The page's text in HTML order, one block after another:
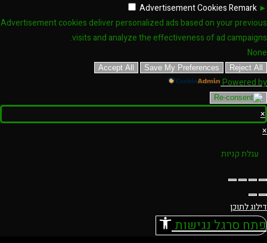
►
Advertisement CookiesRemark
Advertisement cookies deliver personalized ads based on your previous
visits and analyze the effectiveness of ad campaigns.
None
Reject All
Save My Preferences
Accept All
Powered by
×
×
עגלת קניות
דילוג לתוכן
פתח סרגל נגישות